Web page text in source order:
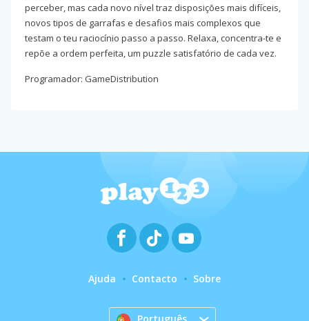
perceber, mas cada novo nível traz disposições mais difíceis,
novos tipos de garrafas e desafios mais complexos que
testam o teu raciocínio passo a passo. Relaxa, concentra-te e
repõe a ordem perfeita, um puzzle satisfatório de cada vez.
Programador: GameDistribution
Ajuda Contacto Sobre